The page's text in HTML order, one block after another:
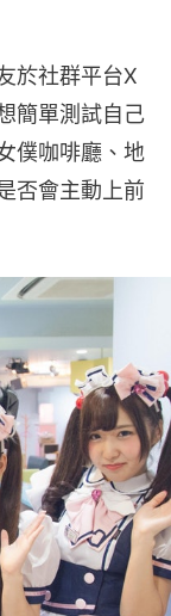
於社群平台X
簡單測試自己
僕咖啡廳、地
否會主動上前